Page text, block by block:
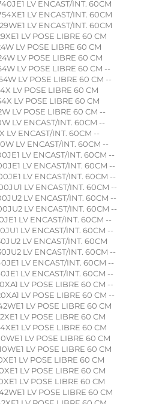
LV ENCAST/INT. 60CM
LV ENCAST/INT. 60CM
LV ENCAST/INT. 60CM
LV POSE LIBRE 60 CM
LV POSE LIBRE 60 CM
LV POSE LIBRE 60 CM
LV POSE LIBRE 60 CM --
LV POSE LIBRE 60 CM --
LV POSE LIBRE 60 CM
LV POSE LIBRE 60 CM
LV POSE LIBRE 60 CM --
LV ENCAST/INT. 60CM --
LV ENCAST/INT. 60CM --
LV ENCAST/INT. 60CM --
LV ENCAST/INT. 60CM --
LV ENCAST/INT. 60CM --
LV ENCAST/INT. 60CM --
LV ENCAST/INT. 60CM --
LV ENCAST/INT. 60CM --
LV ENCAST/INT. 60CM --
LV ENCAST/INT. 60CM --
LV ENCAST/INT. 60CM --
LV ENCAST/INT. 60CM
LV ENCAST/INT. 60CM --
LV ENCAST/INT. 60CM --
LV ENCAST/INT. 60CM --
LV POSE LIBRE 60 CM --
LV POSE LIBRE 60 CM --
LV POSE LIBRE 60 CM
LV POSE LIBRE 60 CM
LV POSE LIBRE 60 CM
LV POSE LIBRE 60 CM
LV POSE LIBRE 60 CM
LV POSE LIBRE 60 CM
LV POSE LIBRE 60 CM
LV POSE LIBRE 60 CM
LV POSE LIBRE 60 CM